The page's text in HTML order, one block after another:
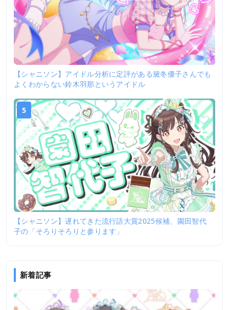
【シャニソン】アイドル分析に定評がある黛冬優子さんでも
よくわからない鈴木羽那というアイドル
5
【シャニソン】遅れてきた流行語大賞2025候補、園田智代
子の「そろりそろりと参ります」
新着記事